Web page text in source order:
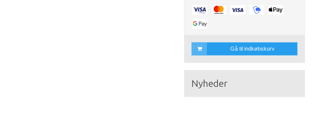
Gå til indkøbskurv
Nyheder